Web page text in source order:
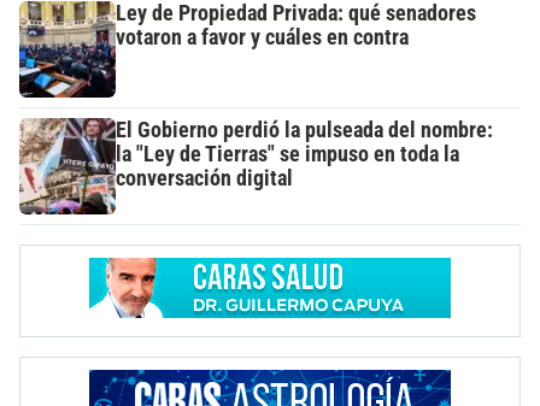
Ley de Propiedad Privada: qué senadores
votaron a favor y cuáles en contra
El Gobierno perdió la pulseada del nombre:
la "Ley de Tierras" se impuso en toda la
conversación digital